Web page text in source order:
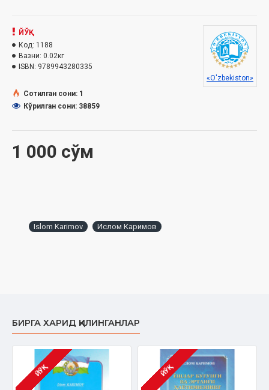
1 000 сўм
ЙЎҚ
Код: 1188
Вазни: 0.02кг
ISBN: 9789943280335
«O'zbekiston»
Сотилган сони: 1
Кўрилган сони: 38859
Islom Karimov Ислом Каримов
БИРГА ХАРИД ҚИЛИНГАНЛАР
ЙЎҚ ЙЎҚ